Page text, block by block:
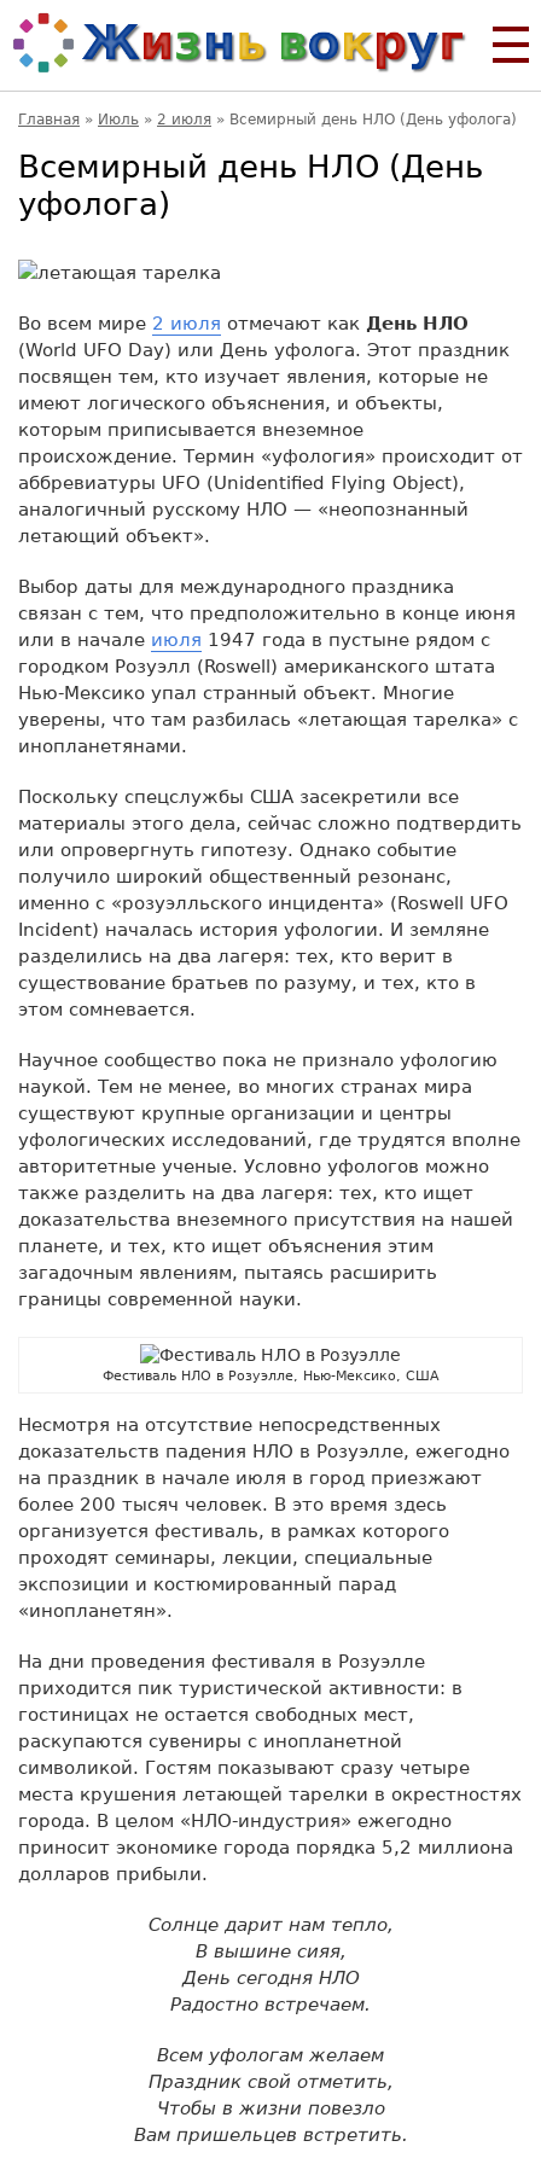
Главная » Июль » 2 июля » Всемирный день НЛО (День уфолога)
Всемирный день НЛО (День
уфолога)
Во всем мире 2 июля отмечают как День НЛО
(World UFO Day) или День уфолога. Этот праздник
посвящен тем, кто изучает явления, которые не
имеют логического объяснения, и объекты,
которым приписывается внеземное
происхождение. Термин «уфология» происходит от
аббревиатуры UFO (Unidentified Flying Object),
аналогичный русскому НЛО — «неопознанный
летающий объект».
Выбор даты для международного праздника
связан с тем, что предположительно в конце июня
или в начале июля 1947 года в пустыне рядом с
городком Розуэлл (Roswell) американского штата
Нью-Мексико упал странный объект. Многие
уверены, что там разбилась «летающая тарелка» с
инопланетянами.
Поскольку спецслужбы США засекретили все
материалы этого дела, сейчас сложно подтвердить
или опровергнуть гипотезу. Однако событие
получило широкий общественный резонанс,
именно с «розуэлльского инцидента» (Roswell UFO
Incident) началась история уфологии. И земляне
разделились на два лагеря: тех, кто верит в
существование братьев по разуму, и тех, кто в
этом сомневается.
Научное сообщество пока не признало уфологию
наукой. Тем не менее, во многих странах мира
существуют крупные организации и центры
уфологических исследований, где трудятся вполне
авторитетные ученые. Условно уфологов можно
также разделить на два лагеря: тех, кто ищет
доказательства внеземного присутствия на нашей
планете, и тех, кто ищет объяснения этим
загадочным явлениям, пытаясь расширить
границы современной науки.
Фестиваль НЛО в Розуэлле, Нью-Мексико, США
Несмотря на отсутствие непосредственных
доказательств падения НЛО в Розуэлле, ежегодно
на праздник в начале июля в город приезжают
более 200 тысяч человек. В это время здесь
организуется фестиваль, в рамках которого
проходят семинары, лекции, специальные
экспозиции и костюмированный парад
«инопланетян».
На дни проведения фестиваля в Розуэлле
приходится пик туристической активности: в
гостиницах не остается свободных мест,
раскупаются сувениры с инопланетной
символикой. Гостям показывают сразу четыре
места крушения летающей тарелки в окрестностях
города. В целом «НЛО-индустрия» ежегодно
приносит экономике города порядка 5,2 миллиона
долларов прибыли.
Солнце дарит нам тепло,
В вышине сияя,
День сегодня НЛО
Радостно встречаем.
Всем уфологам желаем
Праздник свой отметить,
Чтобы в жизни повезло
Вам пришельцев встретить.